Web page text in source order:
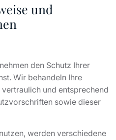
und
den Schutz Ihrer
Wir behandeln Ihre
und entsprechend
sowie dieser
werden verschiedene